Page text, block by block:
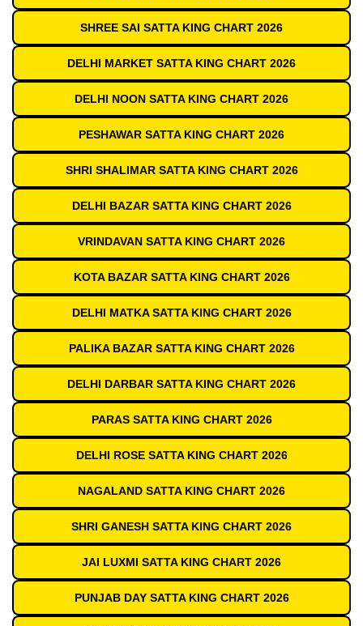
SHREE SAI SATTA KING CHART 2026
DELHI MARKET SATTA KING CHART 2026
DELHI NOON SATTA KING CHART 2026
PESHAWAR SATTA KING CHART 2026
SHRI SHALIMAR SATTA KING CHART 2026
DELHI BAZAR SATTA KING CHART 2026
VRINDAVAN SATTA KING CHART 2026
KOTA BAZAR SATTA KING CHART 2026
DELHI MATKA SATTA KING CHART 2026
PALIKA BAZAR SATTA KING CHART 2026
DELHI DARBAR SATTA KING CHART 2026
PARAS SATTA KING CHART 2026
DELHI ROSE SATTA KING CHART 2026
NAGALAND SATTA KING CHART 2026
SHRI GANESH SATTA KING CHART 2026
JAI LUXMI SATTA KING CHART 2026
PUNJAB DAY SATTA KING CHART 2026